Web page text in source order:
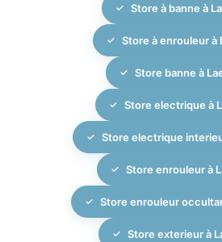
Store à banne à
Store à enrouleur à
Store banne à
Store electrique à
Store electrique
Store enrouleur à
Store enrouleur
Store exterieur à